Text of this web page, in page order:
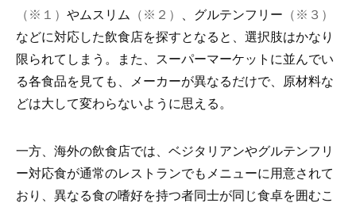
（※１） やムスリム （※２） 、グルテンフリー （※３）
などに対応した飲食店を探すとなると、選択肢はかなり
限られてしまう。また、スーパーマーケットに並んでい
る各食品を見ても、メーカーが異なるだけで、原材料な
どは大して変わらないように思える。
一方、海外の飲食店では、ベジタリアンやグルテンフリ
ー対応食が通常のレストランでもメニューに用意されて
おり、異なる食の嗜好を持つ者同士が同じ食卓を囲むこ